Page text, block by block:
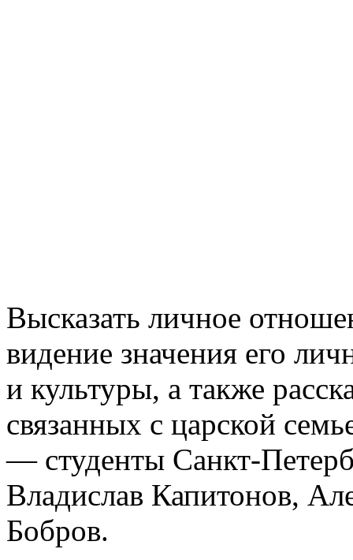
Высказать личное
видение значения его
и культуры, а также
связанных с царской
— студенты Санкт-
Владислав Капитонов,
Бобров.